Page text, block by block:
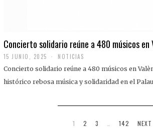
Concierto solidario reúne a 480 músicos en
15 JUNIO, 2025 NOTICIAS
Concierto solidario reúne a 480 músicos en
histórico rebosa música y solidaridad en el
1 2 3 142 NEXT